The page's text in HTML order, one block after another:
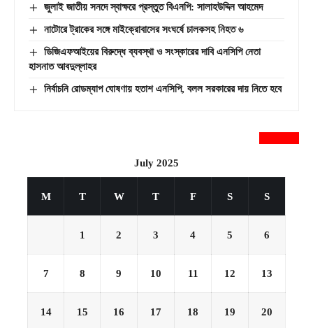
জুলাই জাতীয় সনদে স্বাক্ষরে প্রস্তুত বিএনপি: সালাহউদ্দিন আহমেদ
নাটোরে ট্রাকের সঙ্গে মাইক্রোবাসের সংঘর্ষে চালকসহ নিহত ৬
ডিজিএফআইয়ের বিরুদ্ধে ব্যবস্থা ও সংস্কারের দাবি এনসিপি নেতা
হাসনাত আবদুল্লাহর
নির্বাচনি রোডম্যাপ ঘোষণায় হতাশ এনসিপি, বলল সরকারের দায় নিতে হবে
July 2025
M T W T F S S
1 2 3 4 5 6
7 8 9 10 11 12 13
14 15 16 17 18 19 20